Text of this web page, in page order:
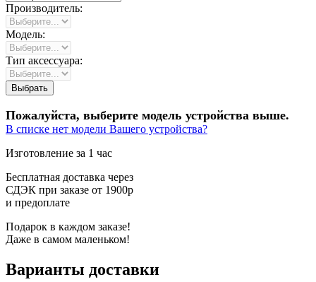
Производитель:
Модель:
Тип аксессуара:
Пожалуйста, выберите модель устройства выше.
В списке нет модели Вашего устройства?
Изготовление за 1 час
Бесплатная доставка через
СДЭК при заказе от 1900р
и предоплате
Подарок в каждом заказе!
Даже в самом маленьком!
Варианты доставки